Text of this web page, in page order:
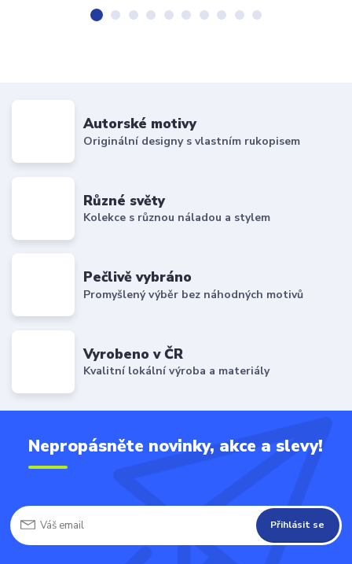
Autorské motivy
Originální designy s vlastním rukopisem
Různé světy
Kolekce s různou náladou a stylem
Pečlivě vybráno
Promyšlený výběr bez náhodných motivů
Vyrobeno v ČR
Kvalitní lokální výroba a materiály
Nepropásněte novinky, akce a slevy!
Přihlásit se